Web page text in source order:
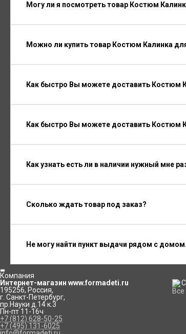
Могу ли я посмотреть товар Костюм
Можно ли купить товар Костюм Калинка
Как быстро Вы можете доставить Костюм
Как быстро Вы можете доставить Костюм
Как узнать есть ли в наличии нужный мне
Сколько ждать товар под заказ?
Не могу найти пункт выдачи рядом с
Компания
Интернет-магазин www.formadeti.ru
195256, Россия,
г. Санкт-Петербург,
пр.Науки д.14 к.3
Пн-пт 11-16ч
+7 (812) 628-50-25
+7 (495) 131-6025